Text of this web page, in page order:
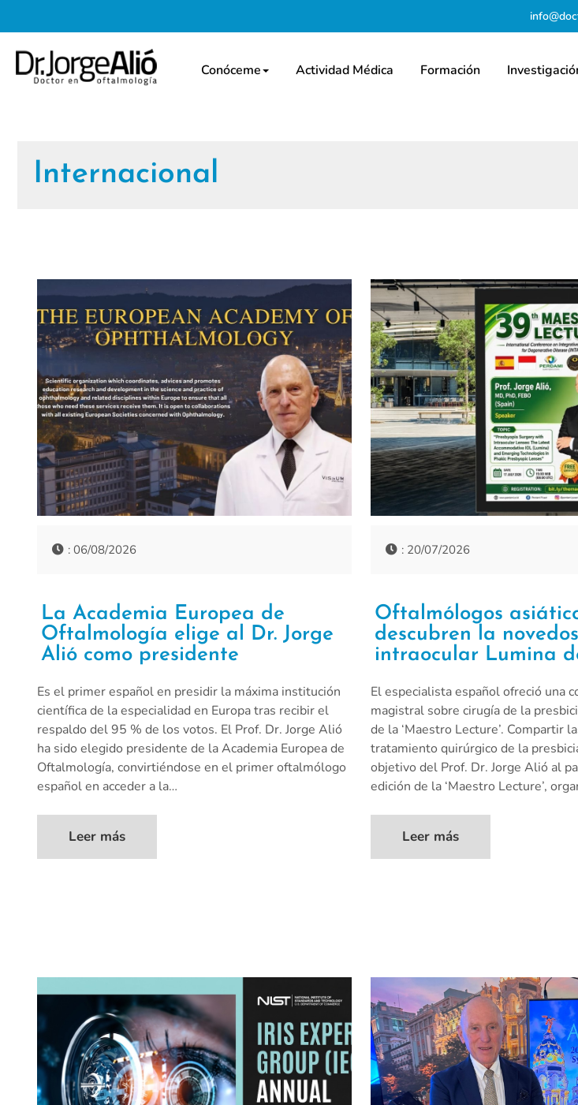
Conóceme Actividad Médica Formación
Internacional
: 06/08/2026
La Academia Europea de
Oftalmología elige al Dr. Jorge
Alió como presidente
Es el primer español en presidir la máxima institución
científica de la especialidad en Europa tras recibir el
respaldo del 95 % de los votos. El Prof. Dr. Jorge Alió
ha sido elegido presidente de la Academia Europea de
Oftalmología, convirtiéndose en el primer oftalmólogo
español en acceder a la…
Leer más
: 20/07/2026
Oftalmólogos
descubren la
intraocular Lumina
El especialista español ofreció una
magistral sobre cirugía de la
de la ‘Maestro Lecture’. Compartir
tratamiento quirúrgico de la
objetivo del Prof. Dr. Jorge Alió al
edición de la ‘Maestro Lecture’,
Leer más